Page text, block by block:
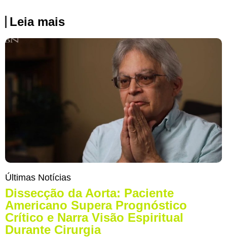
Leia mais
Últimas Notícias
Dissecção da Aorta: Paciente
Americano Supera Prognóstico
Crítico e Narra Visão Espiritual
Durante Cirurgia